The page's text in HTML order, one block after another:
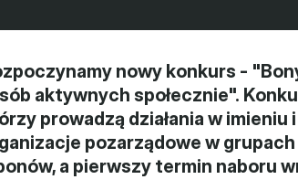
nowy konkurs -
aktywnych społecznie".
prowadzą działania w
pozarządowe w
a pierwszy termin naboru